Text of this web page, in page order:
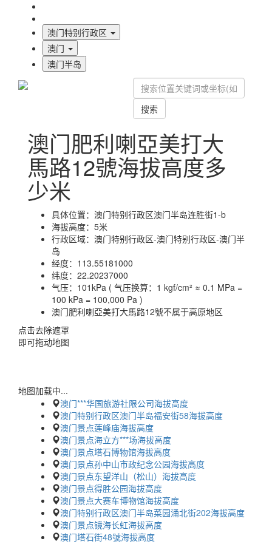
澳门特别行政区
澳门
澳门半岛
搜索
澳门肥利喇亞美打大
馬路12號海拔高度多
少米
具体位置： 澳门特别行政区澳门半岛连胜街1-b
海拔高度： 5米
行政区域： 澳门特别行政区-澳门特别行政区-澳门半
岛
经度： 113.55181000
纬度： 22.20237000
气压： 101kPa ( 气压换算：1 kgf/cm² ≈ 0.1 MPa =
100 kPa = 100,000 Pa )
澳门肥利喇亞美打大馬路12號不属于高原地区
点击去除遮罩
即可拖动地图
地图加载中...
澳门***华国旅游社限公司海拔高度
澳门特别行政区澳门半岛福安街58海拔高度
澳门景点莲峰庙海拔高度
澳门景点海立方***场海拔高度
澳门景点塔石博物馆海拔高度
澳门景点孙中山市政纪念公园海拔高度
澳门景点东望洋山（松山）海拔高度
澳门景点得胜公园海拔高度
澳门景点大赛车博物馆海拔高度
澳门特别行政区澳门半岛菜园涌北街202海拔高度
澳门景点镜海长虹海拔高度
澳门塔石街48號海拔高度